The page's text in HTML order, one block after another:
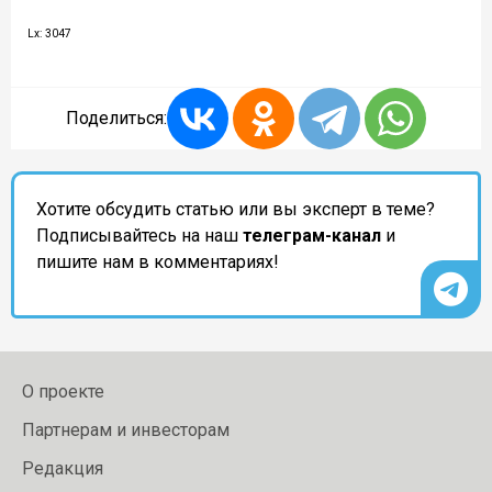
Lx: 3047
Поделиться:
Хотите обсудить статью или вы эксперт в теме?
Подписывайтесь на наш телеграм-канал и
пишите нам в комментариях!
О проекте
Партнерам и инвесторам
Редакция